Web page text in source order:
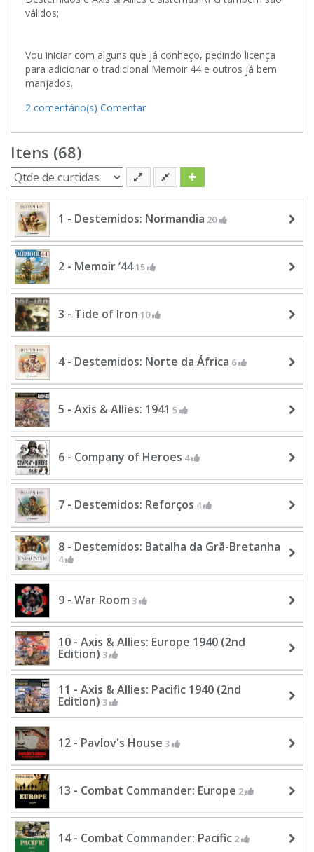
válidos;
Vou iniciar com alguns que já conheço, pedindo licença
para adicionar o tradicional Memoir 44 e outros já bem
manjados.
2 comentário(s) Comentar
Itens (68)
1 - Destemidos: Normandia 20
2 - Memoir ‘4415
3 - Tide of Iron 10
4 - Destemidos: Norte da África 6
5 - Axis & Allies: 1941 5
6 - Company of Heroes 4
7 - Destemidos: Reforços 4
8 - Destemidos: Batalha da Grã-Bretanha
4
9 - War Room 3
10 - Axis & Allies: Europe 1940 (2nd
Edition) 3
11 - Axis & Allies: Pacific 1940 (2nd
Edition) 3
12 - Pavlov's House 3
13 - Combat Commander: Europe 2
14 - Combat Commander: Pacific 2